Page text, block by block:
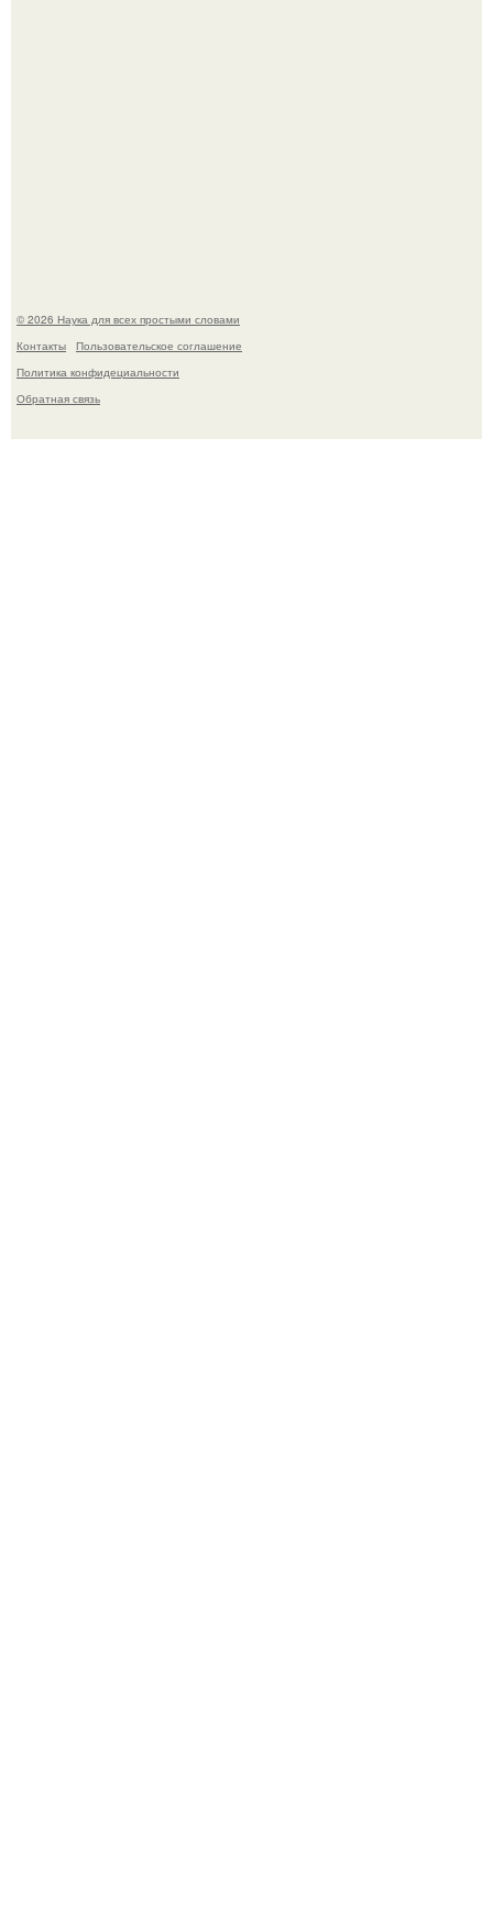
© 2026 Наука для всех простыми словами
Контакты
Пользовательское соглашение
Политика конфидециальности
Обратная связь